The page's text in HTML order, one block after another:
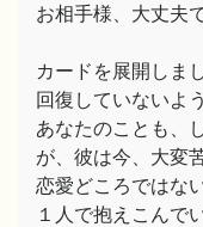
お相手様、大丈夫
カードを展開しま
回復していないよ
あなたのことも、
が、彼は今、大変
恋愛どころではな
１人で抱えこんで